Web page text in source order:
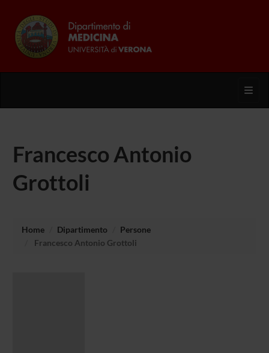
Francesco Antonio
Grottoli
Home Dipartimento
Persone
Francesco Antonio Grottoli